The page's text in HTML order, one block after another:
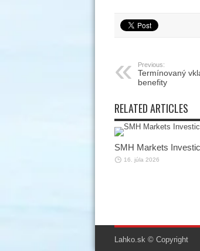
Previous:
Termínovaný
benefity
RELATED ARTICLES
SMH Markets
16. júla 2026
Lahko.sk © Copyright